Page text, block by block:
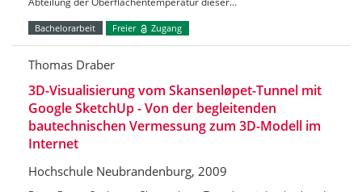
Bachelorarbeit Freier Zugang
Thomas Draber
3D-Visualisierung vom Skansenløpet-Tunnel mit
Google SketchUp - Von der begleitenden
bautechnischen Vermessung zum 3D-Modell im
Internet
Hochschule Neubrandenburg, 2009